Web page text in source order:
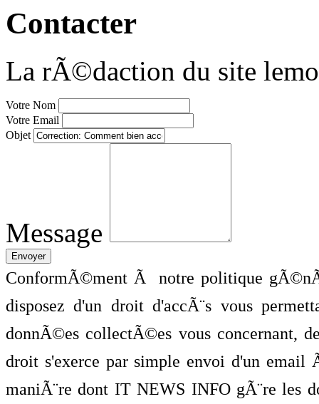
Contacter
La rÃ©daction du site
Votre Nom
Votre Email
Objet
Message
ConformÃ©ment Ã notre politique
disposez d'un droit d'accÃ¨s vous
donnÃ©es collectÃ©es vous concernant,
droit s'exerce par simple envoi d'un
maniÃ¨re dont IT NEWS INFO gÃ¨re les